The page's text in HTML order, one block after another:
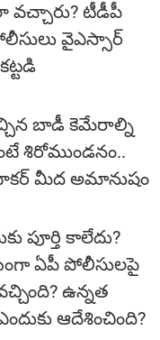
వచ్చారు? టీడీపీ
వైఎస్సార్
బాడీ కెమేరాల్ని
శిరోముండనం..
మీద అమానుషం
పూర్తి కాలేదు?
ఏపీ పోలీసులపై
ఉన్నత
ఆదేశించింది?